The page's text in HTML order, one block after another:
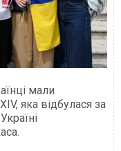
мали
яка відбулася за